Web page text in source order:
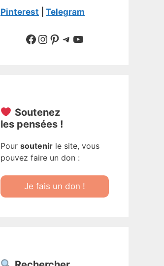
Pinterest
Telegram
Suivre sur Facebook
Suivre sur Instagram
Pinterest
Sur Telegram
YouTube
Soutenez
les pensées !
Pour soutenir le site, vous
pouvez faire un don :
Je fais un don !